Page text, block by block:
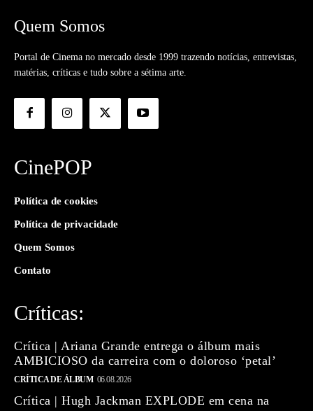
Quem Somos
Portal de Cinema no mercado desde 1999 trazendo notícias, entrevistas,
matérias, críticas e tudo sobre a sétima arte.
CinePOP
Política de cookies
Política de privacidade
Quem Somos
Contato
Críticas:
Crítica | Ariana Grande entrega o álbum mais
AMBICIOSO da carreira com o doloroso ‘petal’
CRÍTICA DE ÁLBUM 06.08.2026
Crítica | Hugh Jackman EXPLODE em cena na